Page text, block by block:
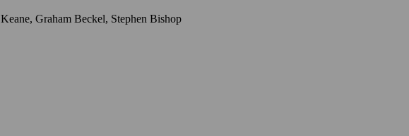
Herci: Katie Holmes, James Badge Dale, Callan Mulvey, Mary Kay Place, Jean Smart, Ava Kolker, Kate Linder, James Keane, Graham Beckel, Stephen Bishop